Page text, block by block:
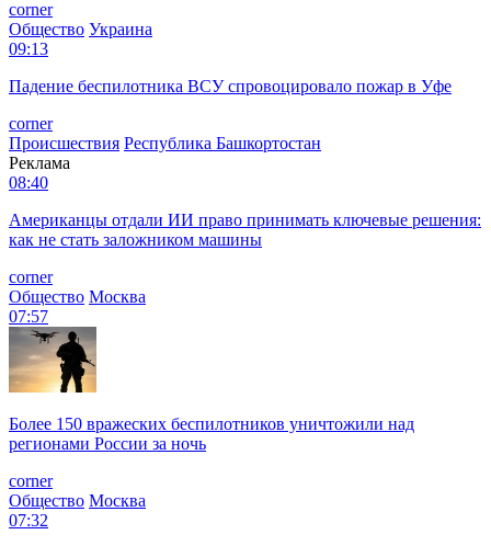
corner
Общество Украина
09:13
Падение беспилотника ВСУ спровоцировало пожар в Уфе
corner
Происшествия Республика Башкортостан
Реклама
08:40
Американцы отдали ИИ право принимать ключевые решения:
как не стать заложником машины
corner
Общество Москва
07:57
Более 150 вражеских беспилотников уничтожили над
регионами России за ночь
corner
Общество Москва
07:32